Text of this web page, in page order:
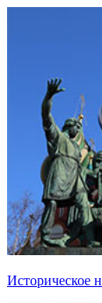
Историческое